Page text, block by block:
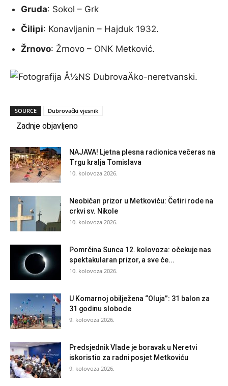
Gruda: Sokol – Grk
Čilipi: Konavljanin – Hajduk 1932.
Žrnovo: Žrnovo – ONK Metković.
SOURCE Dubrovački vjesnik
Zadnje objavljeno
NAJAVA! Ljetna plesna radionica večeras na
Trgu kralja Tomislava
10. kolovoza 2026.
Neobičan prizor u Metkoviću: Četiri rode na
crkvi sv. Nikole
10. kolovoza 2026.
Pomrčina Sunca 12. kolovoza: očekuje nas
spektakularan prizor, a sve će...
10. kolovoza 2026.
U Komarnoj obilježena “Oluja”: 31 balon za
31 godinu slobode
9. kolovoza 2026.
Predsjednik Vlade je boravak u Neretvi
iskoristio za radni posjet Metkoviću
9. kolovoza 2026.